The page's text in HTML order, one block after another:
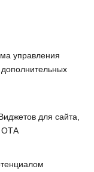
управления
для сайта,
ОТА